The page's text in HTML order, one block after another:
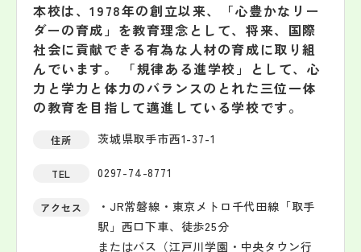
本校は、1978年の創立以来、「心豊かなリー
ダーの育成」を教育理念として、将来、国際
社会に貢献できる有為な人材の育成に取り組
んでいます。 「規律ある進学校」として、心
力と学力と体力のバランスのとれた三位一体
の教育を目指して邁進している学校です。
住所 茨城県取手市西1-37-1
TEL 0297-74-8771
アクセス
・JR常磐線・東京メトロ千代田線「取手
駅」西口下車、徒歩25分
またはバス（江戸川学園・中央タウン行